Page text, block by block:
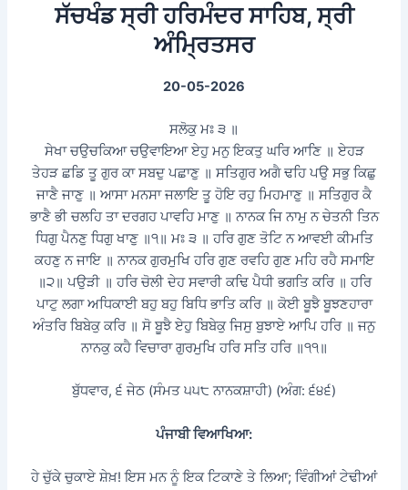
ਸੱਚਖੰਡ ਸ੍ਰੀ ਹਰਿਮੰਦਰ ਸਾਹਿਬ, ਸ੍ਰੀ
ਅੰਮ੍ਰਿਤਸਰ
20-05-2026
ਸਲੋਕੁ ਮਃ ੩ ॥
ਸੇਖਾ ਚਉਚਕਿਆ ਚਉਵਾਇਆ ਏਹੁ ਮਨੁ ਇਕਤੁ ਘਰਿ ਆਣਿ ॥ ਏਹੜ
ਤੇਹੜ ਛਡਿ ਤੂ ਗੁਰ ਕਾ ਸਬਦੁ ਪਛਾਣੁ ॥ ਸਤਿਗੁਰ ਅਗੈ ਢਹਿ ਪਉ ਸਭੁ ਕਿਛੁ
ਜਾਣੈ ਜਾਣੁ ॥ ਆਸਾ ਮਨਸਾ ਜਲਾਇ ਤੂ ਹੋਇ ਰਹੁ ਮਿਹਮਾਣੁ ॥ ਸਤਿਗੁਰ ਕੈ
ਭਾਣੈ ਭੀ ਚਲਹਿ ਤਾ ਦਰਗਹ ਪਾਵਹਿ ਮਾਣੁ ॥ ਨਾਨਕ ਜਿ ਨਾਮੁ ਨ ਚੇਤਨੀ ਤਿਨ
ਧਿਗੁ ਪੈਨਣੁ ਧਿਗੁ ਖਾਣੁ ॥੧॥ ਮਃ ੩ ॥ ਹਰਿ ਗੁਣ ਤੋਟਿ ਨ ਆਵਈ ਕੀਮਤਿ
ਕਹਣੁ ਨ ਜਾਇ ॥ ਨਾਨਕ ਗੁਰਮੁਖਿ ਹਰਿ ਗੁਣ ਰਵਹਿ ਗੁਣ ਮਹਿ ਰਹੈ ਸਮਾਇ
॥੨॥ ਪਉੜੀ ॥ ਹਰਿ ਚੋਲੀ ਦੇਹ ਸਵਾਰੀ ਕਢਿ ਪੈਧੀ ਭਗਤਿ ਕਰਿ ॥ ਹਰਿ
ਪਾਟੁ ਲਗਾ ਅਧਿਕਾਈ ਬਹੁ ਬਹੁ ਬਿਧਿ ਭਾਤਿ ਕਰਿ ॥ ਕੋਈ ਬੂਝੈ ਬੂਝਣਹਾਰਾ
ਅੰਤਰਿ ਬਿਬੇਕੁ ਕਰਿ ॥ ਸੋ ਬੂਝੈ ਏਹੁ ਬਿਬੇਕੁ ਜਿਸੁ ਬੁਝਾਏ ਆਪਿ ਹਰਿ ॥ ਜਨੁ
ਨਾਨਕੁ ਕਹੈ ਵਿਚਾਰਾ ਗੁਰਮੁਖਿ ਹਰਿ ਸਤਿ ਹਰਿ ॥੧੧॥
ਬੁੱਧਵਾਰ, ੬ ਜੇਠ (ਸੰਮਤ ੫੫੮ ਨਾਨਕਸ਼ਾਹੀ) (ਅੰਗ: ੬੪੬)
ਪੰਜਾਬੀ ਵਿਆਖਿਆ:
ਹੇ ਚੁੱਕੇ ਚੁਕਾਏ ਸ਼ੇਖ਼! ਇਸ ਮਨ ਨੂੰ ਇਕ ਟਿਕਾਣੇ ਤੇ ਲਿਆ; ਵਿੰਗੀਆਂ ਟੇਢੀਆਂ